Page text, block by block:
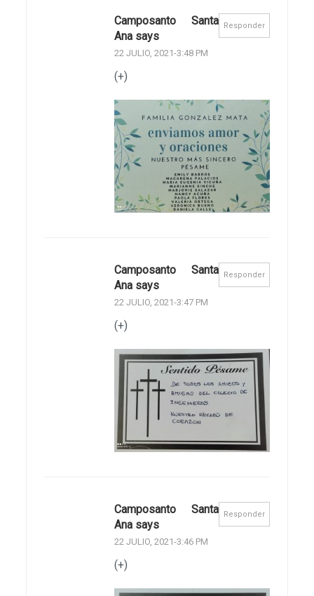
Responder
Camposanto Santa
Ana says
22 JULIO, 2021-3:48 PM
(+)
Responder
Camposanto Santa
Ana says
22 JULIO, 2021-3:47 PM
(+)
Responder
Camposanto Santa
Ana says
22 JULIO, 2021-3:46 PM
(+)